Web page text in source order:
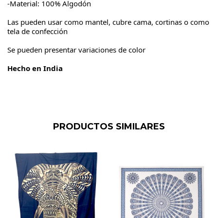
-Material: 100% Algodón
Las pueden usar como mantel, cubre cama, cortinas o como
tela de confección
Se pueden presentar variaciones de color
Hecho en India
PRODUCTOS SIMILARES